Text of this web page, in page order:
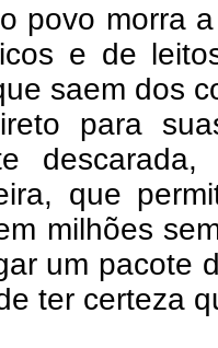
povo morra
e de
saem dos
para
que
milhões
um pacote
ter certeza